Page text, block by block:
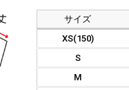
サイズ
XS(150)
S
M